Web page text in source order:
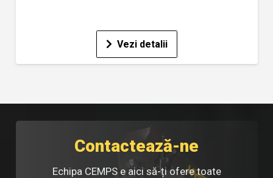
Vezi detalii
Contactează-ne
Echipa CEMPS e aici să-ți ofere toate